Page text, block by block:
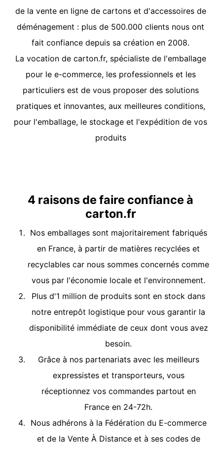
de la vente en ligne de cartons et d'accessoires de
déménagement : plus de 500.000 clients nous ont
fait confiance depuis sa création en 2008.
La vocation de carton.fr, spécialiste de l'emballage
pour le e-commerce, les professionnels et les
particuliers est de vous proposer des solutions
pratiques et innovantes, aux meilleures conditions,
pour l'emballage, le stockage et l'expédition de vos
produits
4 raisons de faire confiance à
carton.fr
Nos emballages sont majoritairement fabriqués
en France, à partir de matières recyclées et
recyclables car nous sommes concernés comme
vous par l'économie locale et l'environnement.
Plus d'1 million de produits sont en stock dans
notre entrepôt logistique pour vous garantir la
disponibilité immédiate de ceux dont vous avez
besoin.
Grâce à nos partenariats avec les meilleurs
expressistes et transporteurs, vous
réceptionnez vos commandes partout en
France en 24-72h.
Nous adhérons à la Fédération du E-commerce
et de la Vente À Distance et à ses codes de